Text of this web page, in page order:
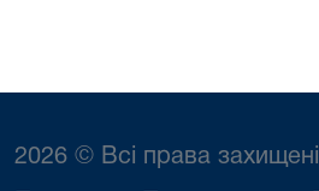
2026 © Всі права захищені